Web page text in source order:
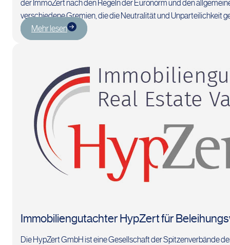
der ImmoZert nach den Regeln der Euronorm und den
verschiedene Gremien, die die Neutralität und Unparteilichkeit
Mehr lesen
Immobiliengutachter HypZert für
Die HypZert GmbH ist eine Gesellschaft der Spitzenverbände